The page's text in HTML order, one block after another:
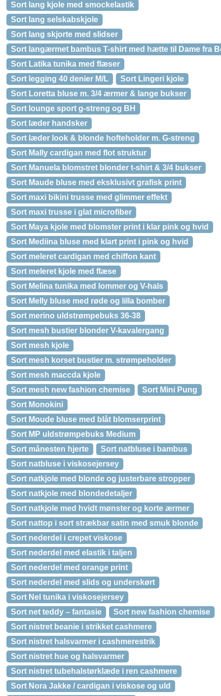
Sort lang kjole med smockelastik
Sort lang selskabskjole
Sort lang skjorte med slidser
Sort langærmet bambus T-shirt med hætte til Dame fra
Sort Latika tunika med flæser
Sort legging 40 denier M/L
Sort Lingeri kjole
Sort Loretta bluse m. 3/4 ærmer & lange bukser
Sort lounge sport g-streng og BH
Sort læder handsker
Sort læder look & blonde hofteholder m. G-streng
Sort Mally cardigan med flot struktur
Sort Manuela blomstret blonder t-shirt & 3/4 bukser
Sort Maude bluse med eksklusivt grafisk print
Sort maxi bikini trusse med glimmer effekt
Sort maxi trusse i glat microfiber
Sort Maya kjole med blomster print i klar pink og hvid
Sort Mediina bluse med klart print i pink og hvid
Sort meleret cardigan med chiffon kant
Sort meleret kjole med flæse
Sort Melina tunika med lommer og V-hals
Sort Melly bluse med røde og lilla bomber
Sort merino uldstrømpebuks 36-38
Sort mesh bustier blonder V-kavalergang
Sort mesh kjole
Sort mesh korset bustier m. strømpeholder
Sort mesh maccda kjole
Sort mesh new fashion chemise
Sort Mini Pung
Sort Monokini
Sort Moude bluse med blåt blomserprint
Sort MP uldstrømpebuks Medium
Sort månesten hjerte
Sort natbluse i bambus
Sort natbluse i viskosejersey
Sort natkjole med blonde og justerbare stropper
Sort natkjole med blondedetaljer
Sort natkjole med hvidt mønster og korte ærmer
Sort nattop i sort strækbar satin med smuk blonde
Sort nederdel i crepet viskose
Sort nederdel med elastik i taljen
Sort nederdel med orange print
Sort nederdel med slids og underskørt
Sort Nel tunika i viskosejersey
Sort net teddy – fantasie
Sort new fashion chemise
Sort nistret beanie i strikket cashmere
Sort nistret halsvarmer i cashmerestrik
Sort nistret hue og halsvarmer
Sort nistret tubehalstørklæde i ren cashmere
Sort Nora Jakke / cardigan i viskose og uld